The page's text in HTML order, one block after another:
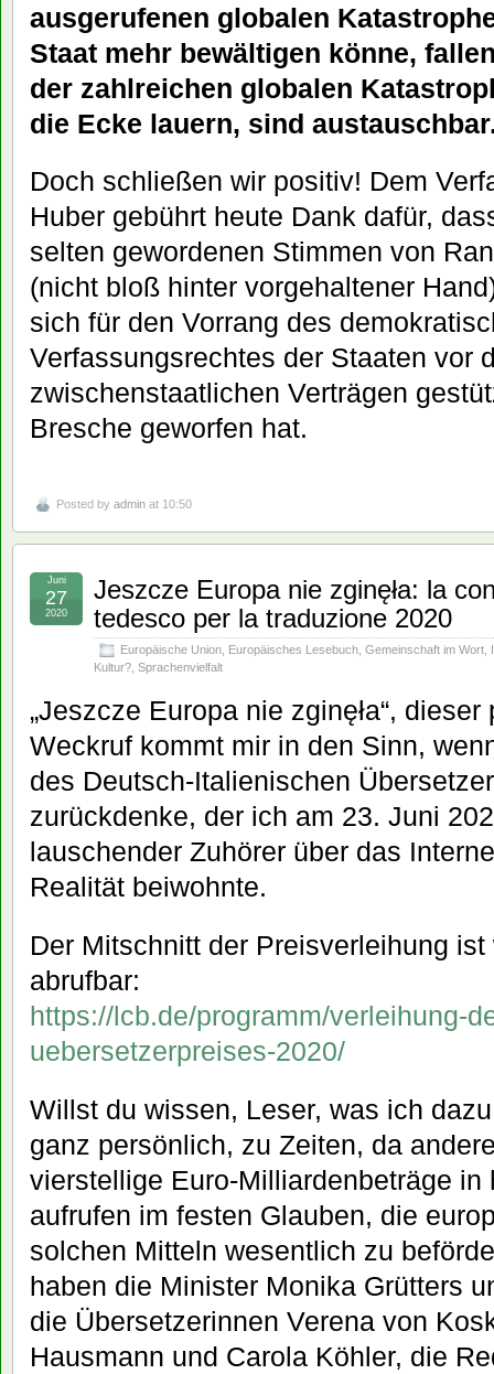
ausgerufenen globalen
Staat mehr bewältigen könne,
der zahlreichen globalen
die Ecke lauern, sind
Doch schließen wir positiv! Dem
Huber gebührt heute Dank dafür,
selten gewordenen Stimmen von
(nicht bloß hinter vorgehaltener
sich für den Vorrang des
Verfassungsrechtes der Staaten vor
zwischenstaatlichen Verträgen
Bresche geworfen hat.
Posted by admin at 10:50
Jeszcze Europa nie zginęła: la
tedesco per la traduzione 2020
Europäische Union Europäisches Lesebuch Gemeinschaft im Wort
Kultur? Sprachenvielfalt
Juni
27
2020
„Jeszcze Europa nie zginęła“,
Weckruf kommt mir in den Sinn,
des Deutsch-Italienischen
zurückdenke, der ich am 23. Juni
lauschender Zuhörer über das
Realität beiwohnte.
Der Mitschnitt der Preisverleihung
abrufbar:
https://lcb.de/programm/verleihung-
uebersetzerpreises-2020/
Willst du wissen, Leser, was ich
ganz persönlich, zu Zeiten, da
vierstellige Euro-Milliardenbeträge in
aufrufen im festen Glauben, die
solchen Mitteln wesentlich zu
haben die Minister Monika Grütters
die Übersetzerinnen Verena von
Hausmann und Carola Köhler, die